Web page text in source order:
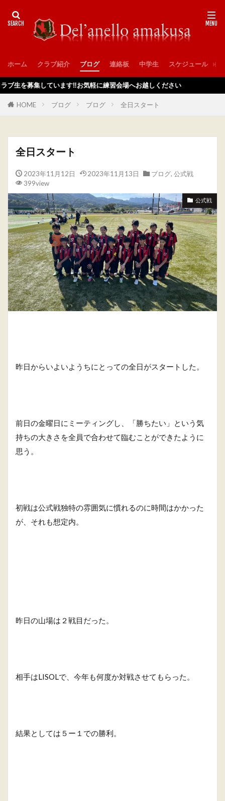
ホーム クラブ紹介 ブログ 連絡板 中学生 スケジュール
集しています‼️お気軽に練習会場へお越しください
HOME ブログ ブログ 全日スタート
全日スタート
2023年11月12日 2023年11月13日 ブログ, 公式戦
399view
公式戦
昨日からいよいようちにとっての全日がスタートした。
前日の金曜日にミーティングし、「勝ちたい」という気
持ちの大きさを全員で合わせて臨むことができたように
思う。
初戦は公式戦独特の雰囲気に慣れるのに時間はかかった
が、それも想定内。
昨日の山場は２戦目だった。
相手はLISOLで、今年も何度か対戦させてもらった。
結果としては５ー１での勝利。